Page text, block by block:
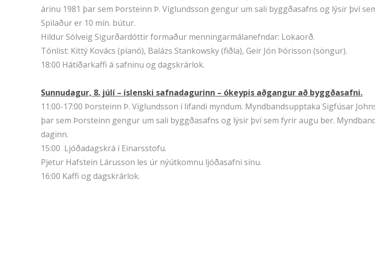
árinu 1981 þar sem Þorsteinn Þ. Víglundsson gengur um sali byggðasafns og lýsir því
Spilaður er 10 mín. bútur.
Hildur Sólveig Sigurðardóttir formaður menningarmálanefndar: Lokaorð.
Tónlist: Kittý Kovács (píanó), Balázs Stankowsky (fiðla), Geir Jón Þórisson (söngur).
18:00 Hátíðarkaffi á safninu og dagskrárlok.
Sunnudagur, 8. júlí – íslenski safnadagurinn – ókeypis aðgangur að byggðasafni.
11:00-17:00 Þorsteinn Þ. Víglundsson í lifandi myndum. Myndbandsupptaka Sigfúsar
þar sem Þorsteinn gengur um sali byggðasafns og lýsir því sem fyrir augu ber.
daginn.
15:00 Ljóðadagskrá í Einarsstofu.
Pjetur Hafstein Lárusson les úr nýútkomnu ljóðasafni sínu.
16:00 Kaffi og dagskrárlok.